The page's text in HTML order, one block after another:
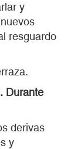
y
resguardo
Durante
derivas
y